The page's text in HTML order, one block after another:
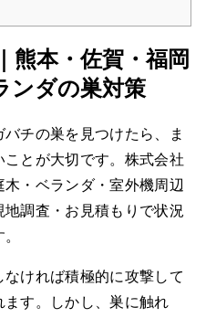
り
ない危険サイン
たときの判断基準
ケース
観できる場合もあります
熊本・佐賀・福岡
ンダの巣対策
チの巣を見つけたら、ま
とが大切です。株式会社
・ベランダ・室外機周辺
調査・お見積もりで状況
ければ積極的に攻撃して
ます。しかし、巣に触れ